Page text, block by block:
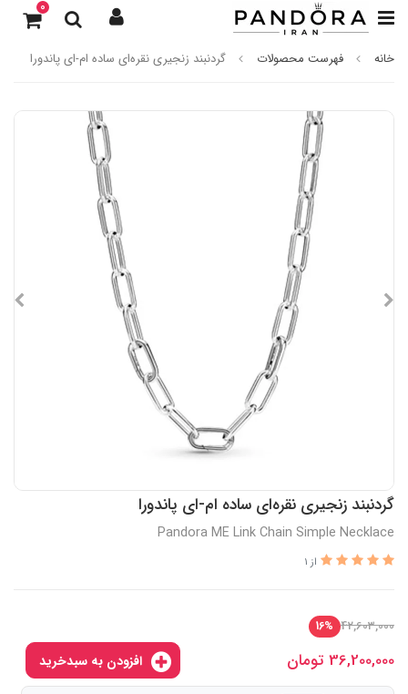
0
خانه فهرست محصولات گردنبند زنجیری نقره‌ای ساده ام-ای پاندورا
گردنبند زنجیری نقره‌ای ساده ام-ای پاندورا
Pandora ME Link Chain Simple Necklace
از 1
42,603,000
16%
36,200,000 تومان